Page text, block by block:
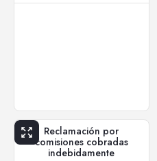
Reclamación por
comisiones cobradas
indebidamente